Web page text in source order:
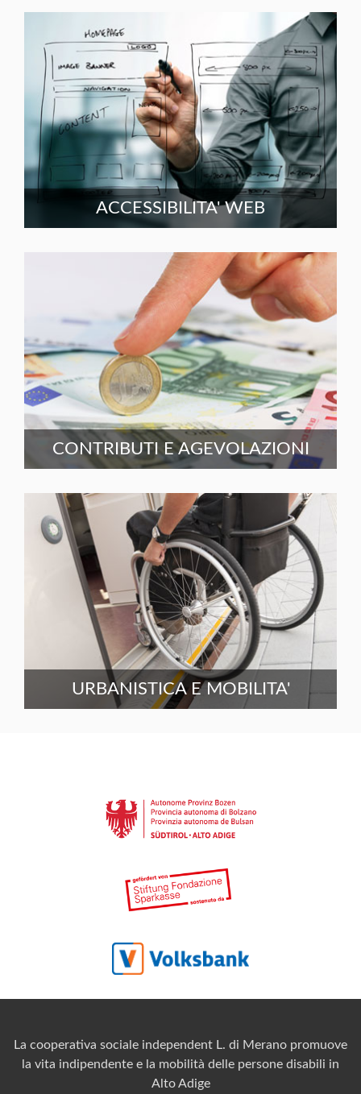
ACCESSIBILITA' WEB
CONTRIBUTI E AGEVOLAZIONI
URBANISTICA E MOBILITA'
La cooperativa sociale independent L. di Merano promuove
la vita indipendente e la mobilità delle persone disabili in
Alto Adige